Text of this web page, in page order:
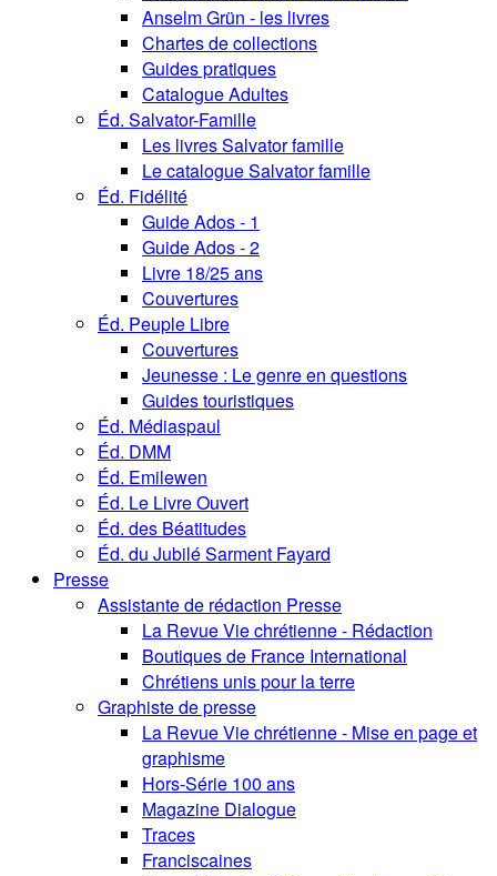
Anselm Grün - les livres
Chartes de collections
Guides pratiques
Catalogue Adultes
Éd. Salvator-Famille
Les livres Salvator famille
Le catalogue Salvator famille
Éd. Fidélité
Guide Ados - 1
Guide Ados - 2
Livre 18/25 ans
Couvertures
Éd. Peuple Libre
Couvertures
Jeunesse : Le genre en questions
Guides touristiques
Éd. Médiaspaul
Éd. DMM
Éd. Emilewen
Éd. Le Livre Ouvert
Éd. des Béatitudes
Éd. du Jubilé Sarment Fayard
Presse
Assistante de rédaction Presse
La Revue Vie chrétienne - Rédaction
Boutiques de France International
Chrétiens unis pour la terre
Graphiste de presse
La Revue Vie chrétienne - Mise en page et
graphisme
Hors-Série 100 ans
Magazine Dialogue
Traces
Franciscaines